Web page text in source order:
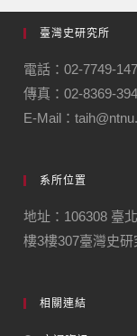
臺灣史研究所
電話：02-7749-
傳真：02-8369-
E-Mail：
系所位置
地址：106308 臺
樓3樓307臺灣史
相關連結